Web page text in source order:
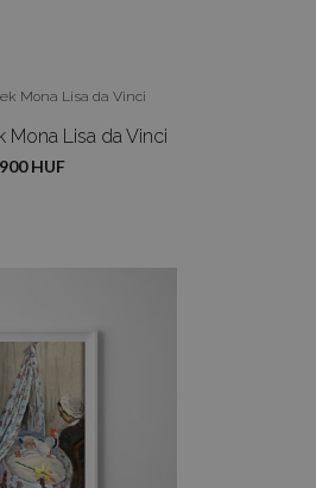
Mona Lisa da Vinci
HUF